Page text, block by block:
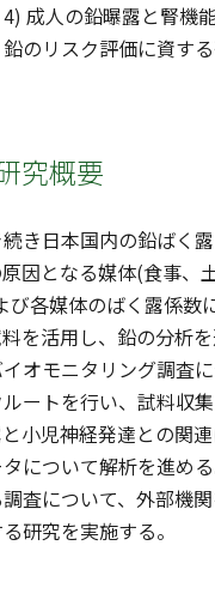
成人の鉛曝露と腎機
のリスク評価に資する
究概要
き日本国内の鉛ばく
因となる媒体(食事、
び各媒体のばく露係数
を活用し、鉛の分析
オモニタリング調査
ートを行い、試料収集
小児神経発達との関
について解析を進め
査について、外部機
研究を実施する。